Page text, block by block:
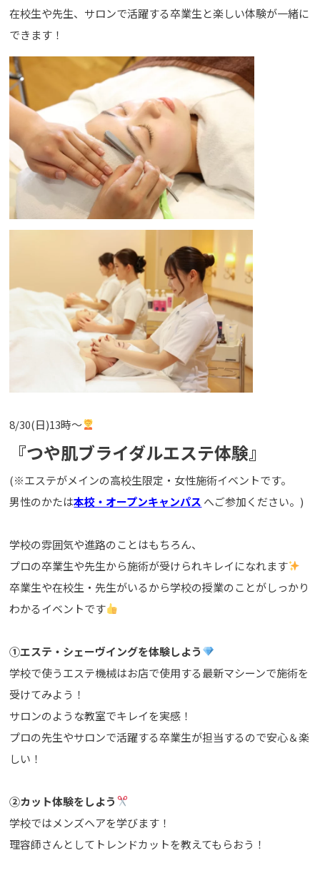
在校生や先生、サロンで活躍する卒業生と楽しい体験が一緒に
できます！
8/30(日)13時～
『つや肌ブライダルエステ体験』
(※エステがメインの高校生限定・女性施術イベントです。
男性のかたは本校・オープンキャンパス へご参加ください。)
学校の雰囲気や進路のことはもちろん、
プロの卒業生や先生から施術が受けられキレイになれます
卒業生や在校生・先生がいるから学校の授業のことがしっかり
わかるイベントです
①エステ・シェーヴイングを体験しよう
学校で使うエステ機械はお店で使用する最新マシーンで施術を
受けてみよう！
サロンのような教室でキレイを実感！
プロの先生やサロンで活躍する卒業生が担当するので安心＆楽
しい！
➁カット体験をしよう
学校ではメンズヘアを学びます！
理容師さんとしてトレンドカットを教えてもらおう！